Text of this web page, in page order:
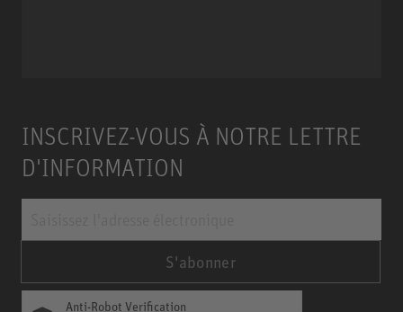
INSCRIVEZ-VOUS À NOTRE LETTRE
D'INFORMATION
S'abonner
Anti-Robot Verification